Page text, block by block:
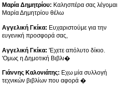
Μαρία Δημητρίου: Καλησπέρα σας λέγομαι
Μαρία Δημητρίου θέλω
Αγγελική Γκίκα: Ευχαριστούμε για την
ευγενική προσφορά σας,
Αγγελική Γκίκα: 'Εχετε απόλυτο δίκιο.
'Ομως η Δημοτική Βιβλι�
Γιάννης Καλονιάτης: Εχω μία συλλογή
τεχνικών βιβλίων που αφορά �